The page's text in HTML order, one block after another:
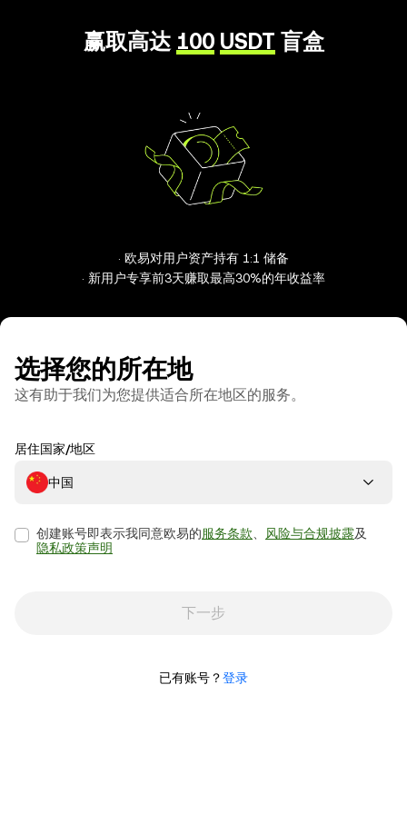
赢取高达 100 USDT 盲盒
· 欧易对用户资产持有 1:1 储备
· 新用户专享前3天赚取最高30%的年收益率
选择您的所在地
这有助于我们为您提供适合所在地区的服务。
居住国家/地区
中国
创建账号即表示我同意欧易的服务条款 风险与合规披露及
隐私政策声明
下一步
已有账号？登录